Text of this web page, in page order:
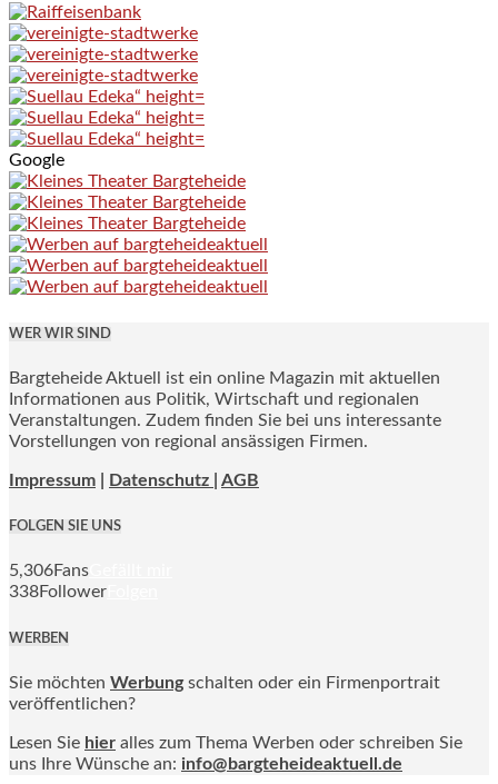
Google
WER WIR SIND
Bargteheide Aktuell ist ein online Magazin mit aktuellen
Informationen aus Politik, Wirtschaft und regionalen
Veranstaltungen. Zudem finden Sie bei uns interessante
Vorstellungen von regional ansässigen Firmen.
Impressum Datenschutz | AGB
FOLGEN SIE UNS
5,306Fans
338Follower
WERBEN
Sie möchten Werbung schalten oder ein Firmenportrait
veröffentlichen?
Lesen Sie hier alles zum Thema Werben oder schreiben Sie
uns Ihre Wünsche an: info@bargteheideaktuell.de